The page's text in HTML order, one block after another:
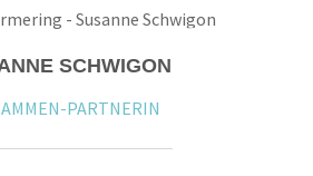
SCHWIGON
PARTNERIN